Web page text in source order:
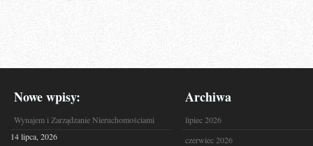
Nowe wpisy:
Wynajem i Zarządzanie Nieruchomościami
14 lipca, 2026
Archiwa
lipiec 2026
czerwiec 2026